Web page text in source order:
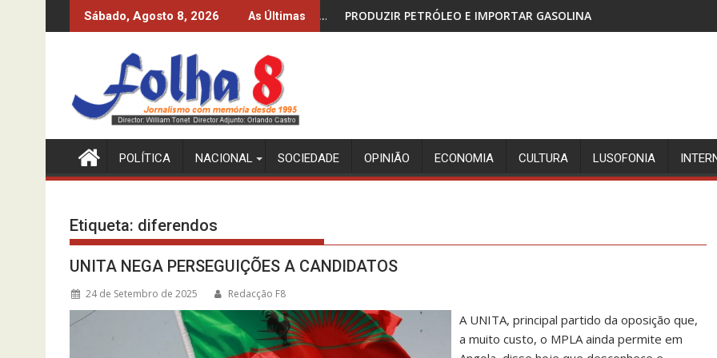
to
Sábado, Agosto 8, 2026 As Últimas
DOS 10%? O INE-MPLA DIZ QUE SIM… PRODUZIR PETRÓLEO E IMPORTAR GASOLINA CABINDA, TERRITÓRIO SEM
POLÍTICA NACIONAL SOCIEDADE OPINIÃO ECONOMIA CULTURA LUSOFONIA
Etiqueta: diferendos
UNITA NEGA PERSEGUIÇÕES A CANDIDATOS
24 de Setembro de 2025 Redacção F8
A UNITA, principal partido da oposição que,
a muito custo, o MPLA ainda permite em